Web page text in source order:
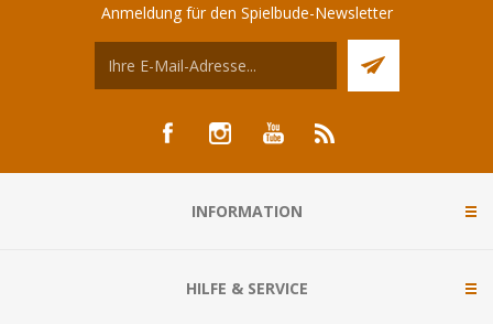
Anmeldung für den Spielbude-Newsletter
INFORMATION
HILFE & SERVICE